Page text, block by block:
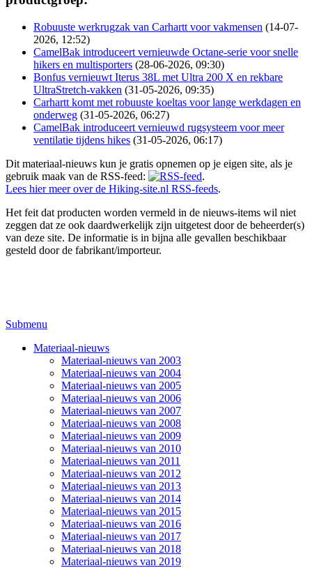
Robuuste werkrugzak van Carhartt voor vakmensen (14-07-
2026, 12:52)
CamelBak introduceert vernieuwde Octane-serie voor snelle
hikers en multisporters (28-06-2026, 09:30)
Bonfus vernieuwt Iterus 38L met Ultra 200 X en rekbare
UltraStretch-vakken (31-05-2026, 09:35)
Carhartt komt met robuuste koeltas voor lange werkdagen en
onderweg (31-05-2026, 06:27)
CamelBak introduceert vernieuwd rugsysteem voor meer
ventilatie tijdens hikes (31-05-2026, 06:17)
Dit materiaal-nieuws kun je gratis opnemen op je eigen site, als je
gebruik maak van de RSS-feed:
.
Lees hier meer over de Hiking-site.nl RSS-feeds.
Het feit dat producten worden vermeld in de nieuws-items wil niet
zeggen dat ze ook daardwerkelijk zijn uitgetest door de beheerder(s)
van deze site. De informatie is in bijna alle gevallen beschikbaar
gesteld door de fabrikant/importeur.
Submenu
Materiaal-nieuws
Materiaal-nieuws van 2003
Materiaal-nieuws van 2004
Materiaal-nieuws van 2005
Materiaal-nieuws van 2006
Materiaal-nieuws van 2007
Materiaal-nieuws van 2008
Materiaal-nieuws van 2009
Materiaal-nieuws van 2010
Materiaal-nieuws van 2011
Materiaal-nieuws van 2012
Materiaal-nieuws van 2013
Materiaal-nieuws van 2014
Materiaal-nieuws van 2015
Materiaal-nieuws van 2016
Materiaal-nieuws van 2017
Materiaal-nieuws van 2018
Materiaal-nieuws van 2019